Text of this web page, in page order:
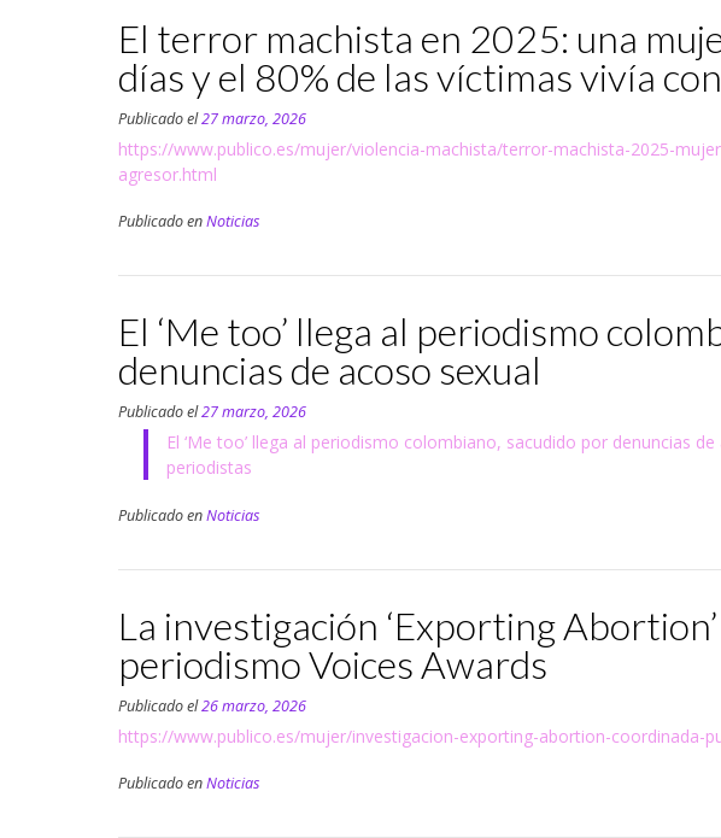
El terror machista en 2025: una
días y el 80% de las víctimas vivía
Publicado el27 marzo, 2026
https://www.publico.es/mujer/violencia-machista/terror-machista-2025-
agresor.html
Publicado enNoticias
El ‘Me too’ llega al periodismo
denuncias de acoso sexual
Publicado el27 marzo, 2026
El ‘Me too’ llega al periodismo colombiano, sacudido por denuncias
periodistas
Publicado enNoticias
La investigación ‘Exporting
periodismo Voices Awards
Publicado el26 marzo, 2026
https://www.publico.es/mujer/investigacion-exporting-abortion-coordinada-
Publicado enNoticias